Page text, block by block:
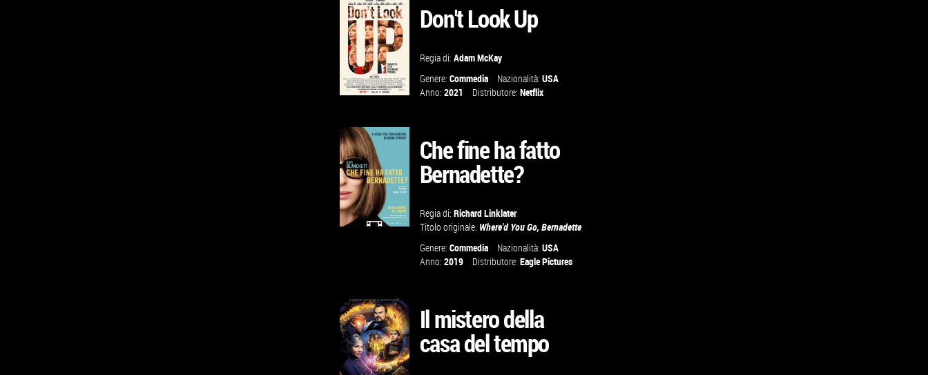
TRAILER
VAI ALLA
SCHEDA
Don't Look Up
Regia di: Adam McKay
Genere: Commedia Nazionalità: USA
Anno: 2021 Distributore: Netflix
VAI ALLA
SCHEDA
Che fine ha fatto
Bernadette?
Regia di: Richard Linklater
Titolo originale: Where'd You Go, Bernadette
Genere: Commedia Nazionalità: USA
Anno: 2019 Distributore: Eagle Pictures
Il mistero della
casa del tempo